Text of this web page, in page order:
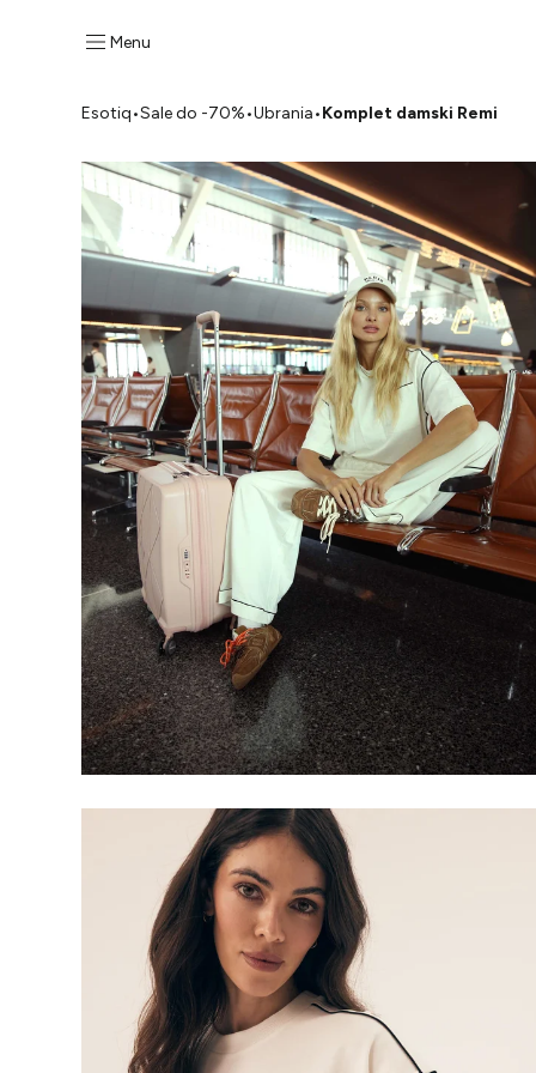
Menu
Esotiq•Sale do -70%•Ubrania•Komplet damski Remi